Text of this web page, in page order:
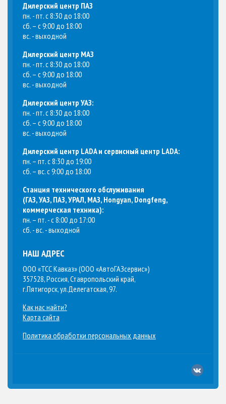
Дилерский центр ПАЗ
пн. - пт. с 8:30 до 18:00
сб. – с 9:00 до 18:00
вс. - выходной
Дилерский центр МАЗ
пн. - пт. с 8:30 до 18:00
сб. – с 9:00 до 18:00
вс. - выходной
Дилерский центр УАЗ:
пн. - пт. с 8:30 до 18:00
сб. – с 9:00 до 18:00
вс. - выходной
Дилерский центр LADA и сервисный центр LADA:
пн. – пт. с 8:30 до 19:00
сб. – вс. с 9:00 до 18:00
Станция технического обслуживания
(ГАЗ, УАЗ, ПАЗ, УРАЛ, МАЗ, Hongyan, Dongfeng,
коммерческая техника):
пн. – пт. - с 8:00 до 17:00
сб. - вс. - выходной
НАШ АДРЕС
ООО «ТСС Кавказ» (ООО «АвтоГАЗсервис»)
357528, Россия, Ставропольский край,
г.Пятигорск, ул.Делегатская, 97.
Как нас найти?
Карта сайта
Политика обработки персональных данных